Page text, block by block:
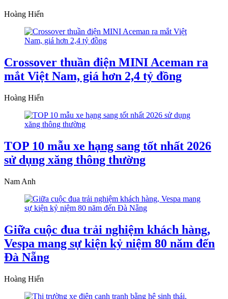
Hoàng Hiển
Crossover thuần điện MINI Aceman ra
mắt Việt Nam, giá hơn 2,4 tỷ đồng
Hoàng Hiển
TOP 10 mẫu xe hạng sang tốt nhất 2026
sử dụng xăng thông thường
Nam Anh
Giữa cuộc đua trải nghiệm khách hàng,
Vespa mang sự kiện kỷ niệm 80 năm đến
Đà Nẵng
Hoàng Hiển